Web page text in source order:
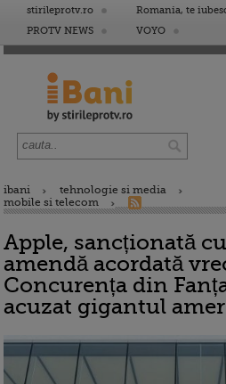
stirileprotv.ro Romania, te
PROTV NEWS
VOYO
ibani
tehnologie si media
mobile si telecom
Apple, sancționată
amendă acordată
Concurența din
acuzat gigantul